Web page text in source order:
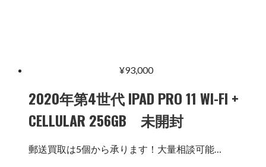
¥93,000
2020年第4世代 IPAD PRO 11 WI-FI +
CELLULAR 256GB 未開封
郵送買取は5個から承ります！大量相談可能…